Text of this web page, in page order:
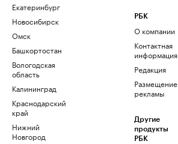
Екатеринбург
Новосибирск
Омск
Башкортостан
Вологодская
область
Калининград
Краснодарский
край
Нижний
Новгород
РБК
О компании
Контактная
информация
Редакция
Размещение
рекламы
Другие
продукты
РБК